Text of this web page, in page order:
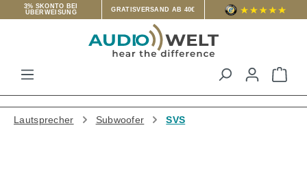
3% SKONTO BEI
ÜBERWEISUNG
GRATISVERSAND AB 40€
Lautsprecher Subwoofer SVS